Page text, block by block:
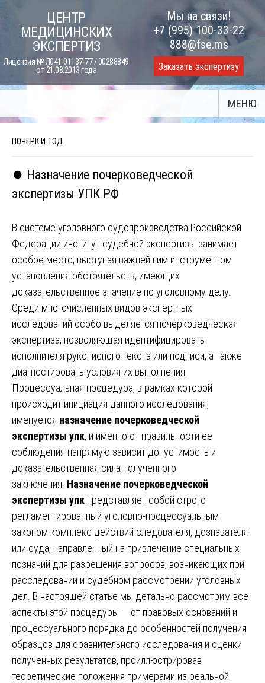
content
ЦЕНТР
МЕДИЦИНСКИХ
ЭКСПЕРТИЗ
Лицензия № Л041-01137-77 / 00288849
от 21.08.2013 года
Мы на связи!
+7 (995) 100-33-22
888@fse.ms
Заказать экспертизу
МЕНЮ
ПОЧЕРК И ТЭД
⏺️ Назначение почерковедческой
экспертизы УПК РФ
В системе уголовного судопроизводства Российской
Федерации институт судебной экспертизы занимает
особое место, выступая важнейшим инструментом
установления обстоятельств, имеющих
доказательственное значение по уголовному делу.
Среди многочисленных видов экспертных
исследований особо выделяется почерковедческая
экспертиза, позволяющая идентифицировать
исполнителя рукописного текста или подписи, а также
диагностировать условия их выполнения.
Процессуальная процедура, в рамках которой
происходит инициация данного исследования,
именуется назначение почерковедческой
экспертизы упк, и именно от правильности ее
соблюдения напрямую зависит допустимость и
доказательственная сила полученного
заключения. Назначение почерковедческой
экспертизы упк представляет собой строго
регламентированный уголовно-процессуальным
законом комплекс действий следователя, дознавателя
или суда, направленный на привлечение специальных
познаний для разрешения вопросов, возникающих при
расследовании и судебном рассмотрении уголовных
дел. В настоящей статье мы детально рассмотрим все
аспекты этой процедуры — от правовых оснований и
процессуального порядка до особенностей получения
образцов для сравнительного исследования и оценки
полученных результатов, проиллюстрировав
теоретические положения примерами из реальной